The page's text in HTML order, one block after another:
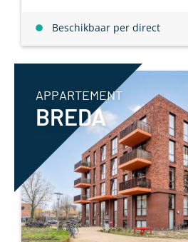
Beschikbaar per direct
APPARTEMENT
BREDA